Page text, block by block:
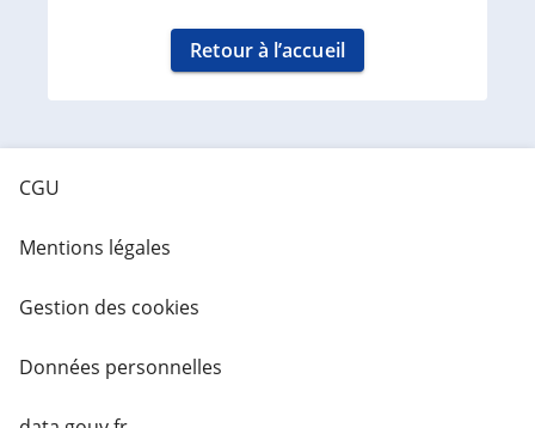
Retour à l’accueil
CGU
Mentions légales
Gestion des cookies
Données personnelles